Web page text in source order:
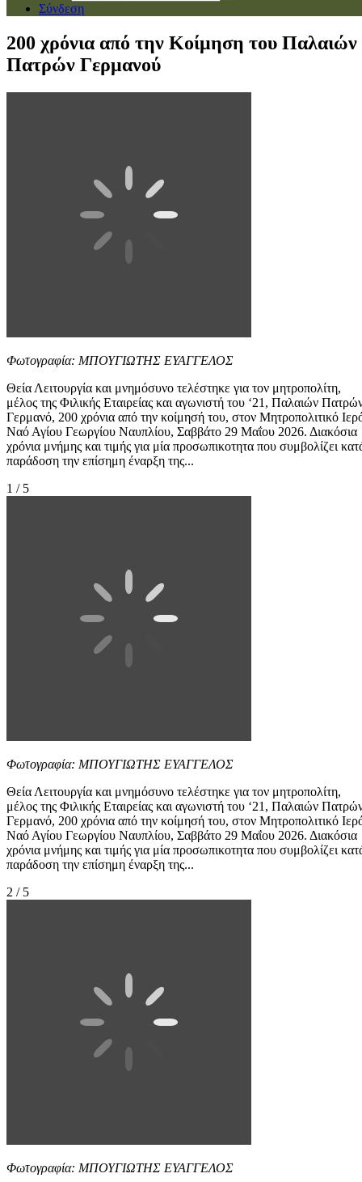
Σύνδεση
200 χρόνια από την Κοίμηση του Παλαιών
Πατρών Γερμανού
Φωτογραφία: ΜΠΟΥΓΙΩΤΗΣ ΕΥΑΓΓΕΛΟΣ
Θεία Λειτουργία και μνημόσυνο τελέστηκε για τον μητροπολίτη,
μέλος της Φιλικής Εταιρείας και αγωνιστή του ‘21, Παλαιών
Γερμανό, 200 χρόνια από την κοίμησή του, στον Μητροπολιτικό
Ναό Αγίου Γεωργίου Ναυπλίου, Σαββάτο 29 Μαΐου 2026. Διακόσια
χρόνια μνήμης και τιμής για μία προσωπικοτητα που συμβολίζει
παράδοση την επίσημη έναρξη της...
1 / 5
Φωτογραφία: ΜΠΟΥΓΙΩΤΗΣ ΕΥΑΓΓΕΛΟΣ
Θεία Λειτουργία και μνημόσυνο τελέστηκε για τον μητροπολίτη,
μέλος της Φιλικής Εταιρείας και αγωνιστή του ‘21, Παλαιών
Γερμανό, 200 χρόνια από την κοίμησή του, στον Μητροπολιτικό
Ναό Αγίου Γεωργίου Ναυπλίου, Σαββάτο 29 Μαΐου 2026. Διακόσια
χρόνια μνήμης και τιμής για μία προσωπικοτητα που συμβολίζει
παράδοση την επίσημη έναρξη της...
2 / 5
Φωτογραφία: ΜΠΟΥΓΙΩΤΗΣ ΕΥΑΓΓΕΛΟΣ